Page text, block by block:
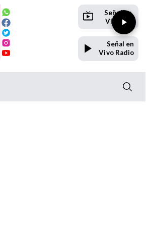
Señal en
Vivo TV
Señal en
Vivo Radio